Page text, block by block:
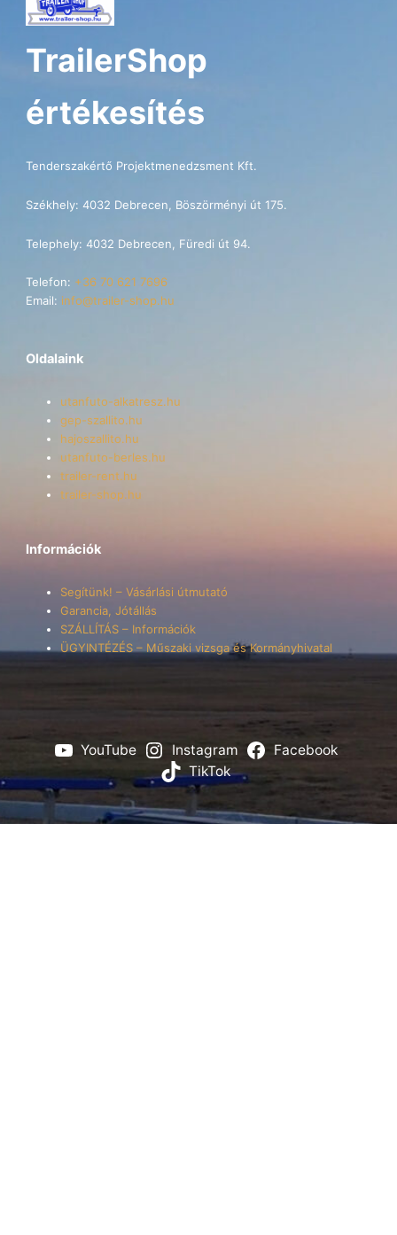
TrailerShop
értékesítés
Tenderszakértő Projektmenedzsment Kft.
Székhely: 4032 Debrecen, Böszörményi út 175.
Telephely: 4032 Debrecen, Füredi út 94.
Telefon: +36 70 621 7696
Email: info@trailer-shop.hu
Oldalaink
utanfuto-alkatresz.hu
gep-szallito.hu
hajoszallito.hu
utanfuto-berles.hu
trailer-rent.hu
trailer-shop.hu
Információk
Segítünk! – Vásárlási útmutató
Garancia, Jótállás
SZÁLLÍTÁS – Információk
ÜGYINTÉZÉS – Műszaki vizsga és Kormányhivatal
YouTube Instagram
Facebook
TikTok